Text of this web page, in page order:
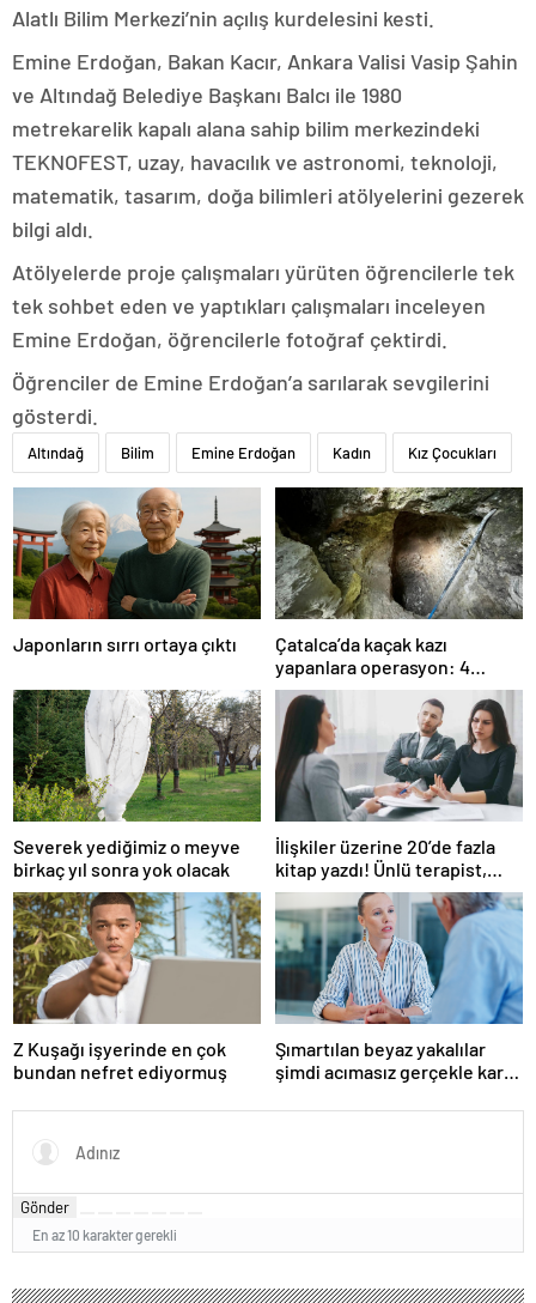
Alatlı Bilim Merkezi’nin açılış kurdelesini kesti.
Emine Erdoğan, Bakan Kacır, Ankara Valisi Vasip Şahin
ve Altındağ Belediye Başkanı Balcı ile 1980
metrekarelik kapalı alana sahip bilim merkezindeki
TEKNOFEST, uzay, havacılık ve astronomi, teknoloji,
matematik, tasarım, doğa bilimleri atölyelerini gezerek
bilgi aldı.
Atölyelerde proje çalışmaları yürüten öğrencilerle tek
tek sohbet eden ve yaptıkları çalışmaları inceleyen
Emine Erdoğan, öğrencilerle fotoğraf çektirdi.
Öğrenciler de Emine Erdoğan’a sarılarak sevgilerini
gösterdi.
Altındağ Bilim Emine Erdoğan Kadın Kız Çocukları
Japonların sırrı ortaya çıktı
Çatalca’da kaçak kazı
yapanlara operasyon: 4
gözaltı
Severek yediğimiz o meyve
birkaç yıl sonra yok olacak
İlişkiler üzerine 20’de fazla
kitap yazdı! Ünlü terapist,
boşanmaların gerçek
suçlularını açıklıyor
Z Kuşağı işyerinde en çok
bundan nefret ediyormuş
Şımartılan beyaz yakalılar
şimdi acımasız gerçekle karşı
Gönder
En az 10 karakter gerekli